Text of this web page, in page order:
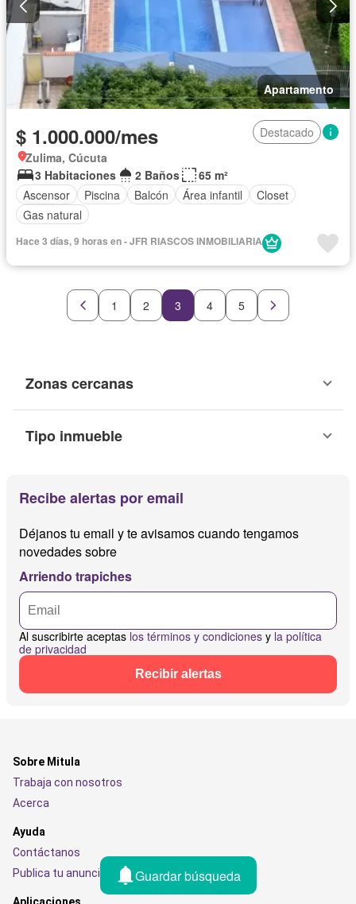
Apartamento
$ 1.000.000/mes
Destacado
Zulima, Cúcuta
3 Habitaciones
2 Baños
65 m²
Ascensor
Piscina Balcón Área infantil
Closet
Gas natural
Hace 3 días, 9 horas en - JFR RIASCOS INMOBILIARIA
1 2 3 4 5
Zonas cercanas
Tipo inmueble
Recibe alertas por email
Déjanos tu email y te avisamos cuando tengamos
novedades sobre
Arriendo trapiches
Al suscribirte aceptas los términos y condiciones y la política
de privacidad
Recibir alertas
Guardar búsqueda
Sobre Mitula
Trabaja con nosotros
Acerca
Ayuda
Contáctanos
Publica tu anuncio